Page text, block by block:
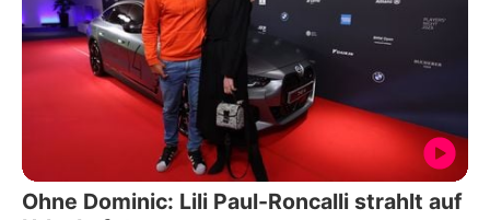
Ohne Dominic: Lili Paul-Roncalli strahlt auf